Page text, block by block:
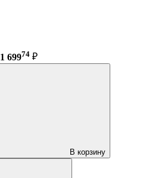
1 69974 ₽
В корзину